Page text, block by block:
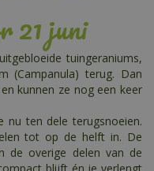
21 juni
tuingeraniums,
(Campanula) terug. Dan
kunnen ze nog een keer
nu ten dele terugsnoeien.
tot op de helft in. De
de overige delen van de